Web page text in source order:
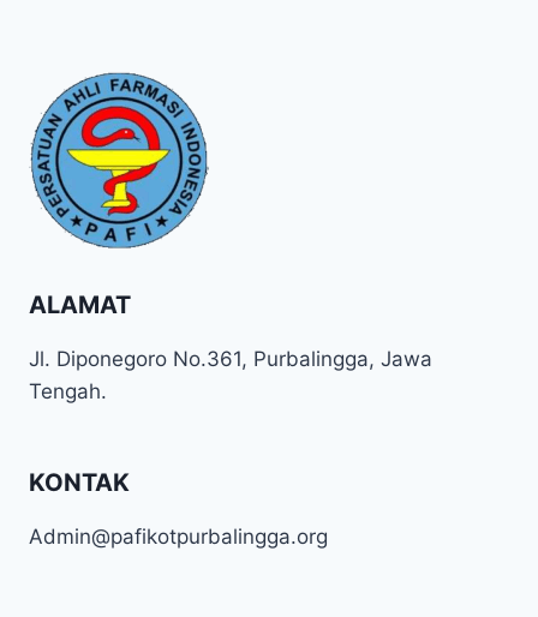
ALAMAT
Jl. Diponegoro No.361, Purbalingga, Jawa
Tengah.
KONTAK
Admin@pafikotpurbalingga.org